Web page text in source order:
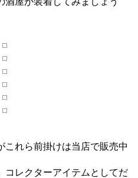
これら前掛けは当店で販売中
コレクターアイテムとしてだ